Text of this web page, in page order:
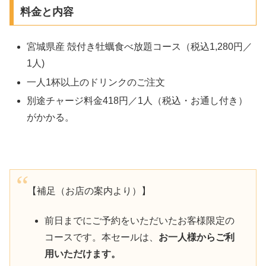
料金と内容
宮城県産 殻付き牡蠣食べ放題コース（税込1,280円／
1人)
一人1杯以上のドリンクのご注文
別途チャージ料金418円／1人（税込・お通し付き）
がかかる。
【補足（お店の案内より）】
前日までにご予約をいただいたお客様限定の
コースです。本セールは、 お一人様からご利
用いただけます。